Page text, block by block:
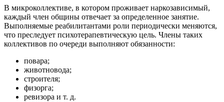
В микроколлективе, в котором проживает наркозависимый,
каждый член общины отвечает за определенное занятие.
Выполняемые реабилитантами роли периодически меняются,
что преследует психотерапевтическую цель. Члены таких
коллективов по очереди выполняют обязанности:
повара;
животновода;
строителя;
физорга;
ревизора и т. д.